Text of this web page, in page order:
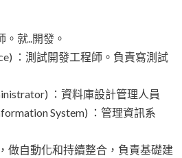
就..開發。
：測試開發工程師。負責寫測試
：資料庫設計管理人員
System) ：管理資訊系
做自動化和持續整合，負責基礎建